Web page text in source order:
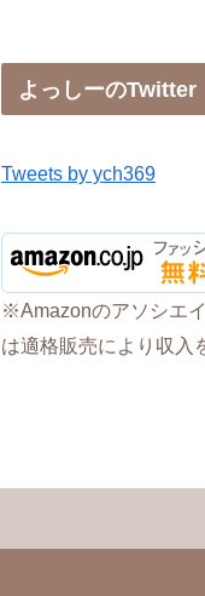
よっしーのTwitter
Tweets by ych369
※Amazonのアソシエ
は適格販売により収入